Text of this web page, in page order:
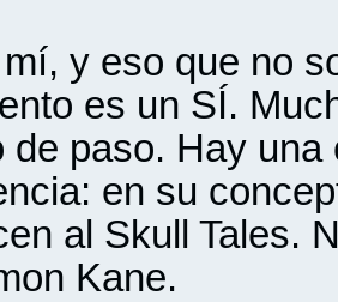
y eso que no
es un SÍ.
de paso. Hay
en su
al Skull Tales.
Kane.